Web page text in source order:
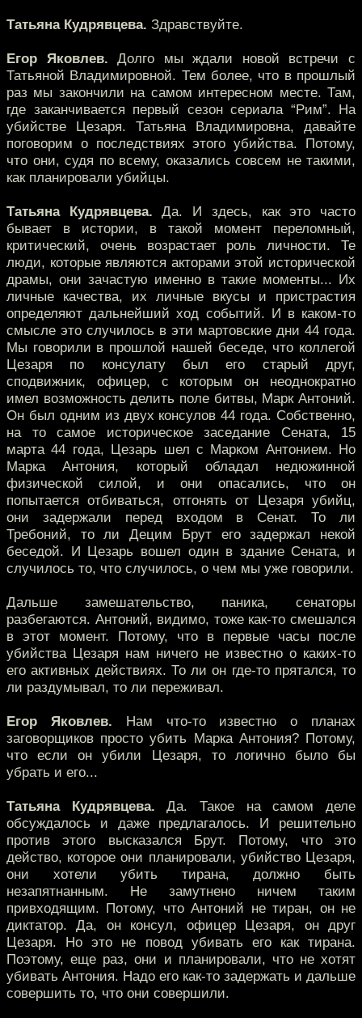
Татьяна Кудрявцева. Здравствуйте.
Егор Яковлев. Долго мы ждали новой встречи с
Татьяной Владимировной. Тем более, что в прошлый
раз мы закончили на самом интересном месте. Там,
где заканчивается первый сезон сериала “Рим”. На
убийстве Цезаря. Татьяна Владимировна, давайте
поговорим о последствиях этого убийства. Потому,
что они, судя по всему, оказались совсем не такими,
как планировали убийцы.
Татьяна Кудрявцева. Да. И здесь, как это часто
бывает в истории, в такой момент переломный,
критический, очень возрастает роль личности. Те
люди, которые являются акторами этой исторической
драмы, они зачастую именно в такие моменты... Их
личные качества, их личные вкусы и пристрастия
определяют дальнейший ход событий. И в каком-то
смысле это случилось в эти мартовские дни 44 года.
Мы говорили в прошлой нашей беседе, что коллегой
Цезаря по консулату был его старый друг,
сподвижник, офицер, с которым он неоднократно
имел возможность делить поле битвы, Марк Антоний.
Он был одним из двух консулов 44 года. Собственно,
на то самое историческое заседание Сената, 15
марта 44 года, Цезарь шел с Марком Антонием. Но
Марка Антония, который обладал недюжинной
физической силой, и они опасались, что он
попытается отбиваться, отгонять от Цезаря убийц,
они задержали перед входом в Сенат. То ли
Требоний, то ли Децим Брут его задержал некой
беседой. И Цезарь вошел один в здание Сената, и
случилось то, что случилось, о чем мы уже говорили.
Дальше замешательство, паника, сенаторы
разбегаются. Антоний, видимо, тоже как-то смешался
в этот момент. Потому, что в первые часы после
убийства Цезаря нам ничего не известно о каких-то
его активных действиях. То ли он где-то прятался, то
ли раздумывал, то ли переживал.
Егор Яковлев. Нам что-то известно о планах
заговорщиков просто убить Марка Антония? Потому,
что если он убили Цезаря, то логично было бы
убрать и его...
Татьяна Кудрявцева. Да. Такое на самом деле
обсуждалось и даже предлагалось. И решительно
против этого высказался Брут. Потому, что это
действо, которое они планировали, убийство Цезаря,
они хотели убить тирана, должно быть
незапятнанным. Не замутнено ничем таким
привходящим. Потому, что Антоний не тиран, он не
диктатор. Да, он консул, офицер Цезаря, он друг
Цезаря. Но это не повод убивать его как тирана.
Поэтому, еще раз, они и планировали, что не хотят
убивать Антония. Надо его как-то задержать и дальше
совершить то, что они совершили.